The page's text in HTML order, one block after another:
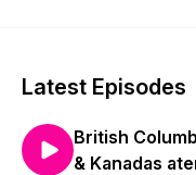
Heimat wie niemand
du die perfekte
handfesten Insider-
Latest Episodes
British
& Kanadas